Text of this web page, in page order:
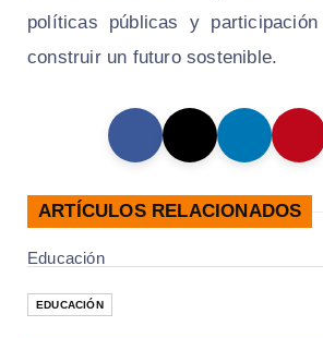
políticas públicas y
construir un futuro sostenible.
ARTÍCULOS RELACIONADOS
Educación
EDUCACIÓN